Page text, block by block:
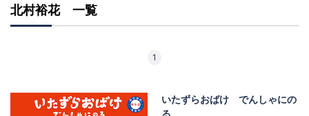
北村裕花 一覧
1
いたずらおばけ でんしゃにの